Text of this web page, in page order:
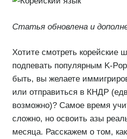
Статья обновлена и
Хотите смотреть корейские
подпевать популярным K-
быть, вы желаете
или отправиться в КНДР
возможно)? Самое время
сложно, но освоить азы
месяца. Расскажем о том,